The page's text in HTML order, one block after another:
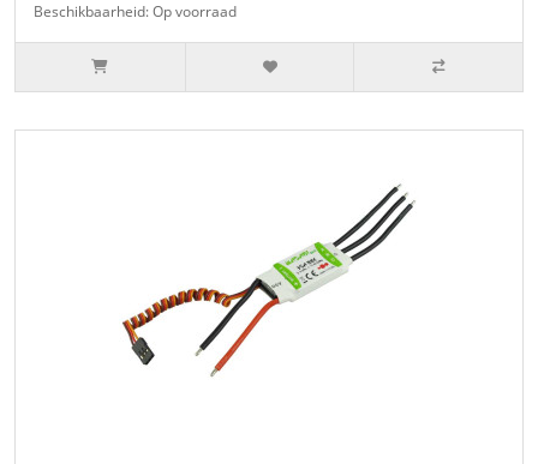
Beschikbaarheid: Op voorraad